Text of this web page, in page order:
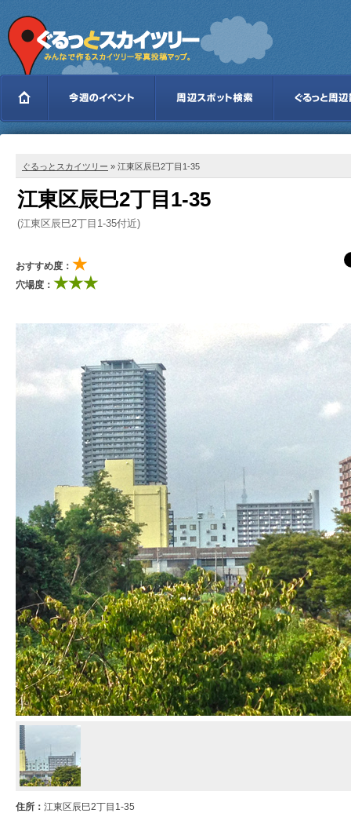
ぐるっとスカイツリー » 江東区辰巳2丁目1-35
江東区辰巳2丁目1-35
(江東区辰巳2丁目1-35付近)
おすすめ度： ★
穴場度： ★★★
住所： 江東区辰巳2丁目1-35